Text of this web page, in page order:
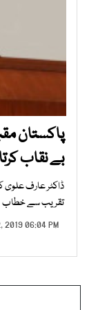
پاکستان
بے نقاب
ڈاکٹر عارف
تقریب سے خطاب
2019 06:04 PM |